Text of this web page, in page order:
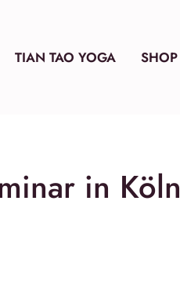
TIAN TAO YOGA SHOP
in Köln